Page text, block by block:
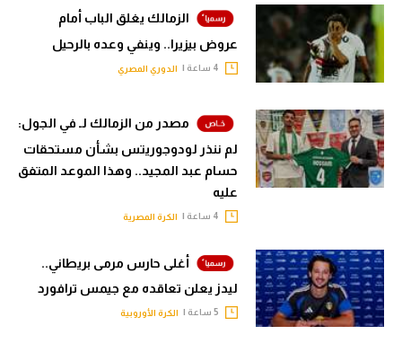
الزمالك يغلق الباب أمام
عروض بيزيرا.. وينفي وعده بالرحيل
الدوري المصري
مصدر من الزمالك لـ في الجول:
لم ننذر لودوجوريتس بشأن مستحقات
حسام عبد المجيد.. وهذا الموعد المتفق
عليه
الكرة المصرية
أغلى حارس مرمى بريطاني..
ليدز يعلن تعاقده مع جيمس ترافورد
الكرة الأوروبية